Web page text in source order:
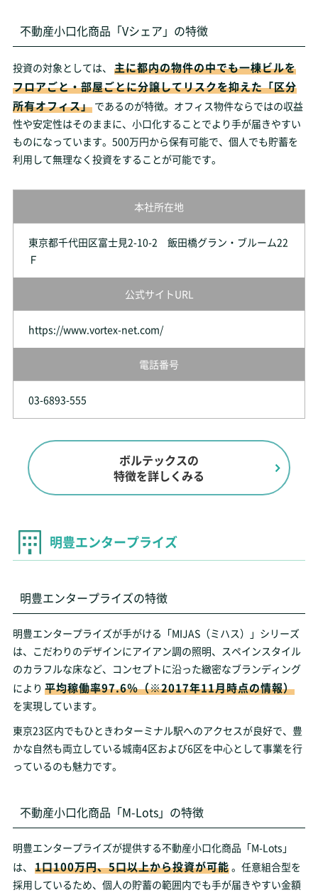
不動産小口化商品「Vシェア」の特徴
投資の対象としては、
主に都内の物件の中でも一棟ビルを
フロアごと・部屋ごとに分譲してリスクを抑えた「区分
所有オフィス」 であるのが特徴。オフィス物件ならではの収益
性や安定性はそのままに、小口化することでより手が届きやすい
ものになっています。500万円から保有可能で、個人でも貯蓄を
利用して無理なく投資をすることが可能です。
本社所在地
東京都千代田区富士見2-10-2 飯田橋グラン・ブルーム22
Ｆ
公式サイトURL
https://www.vortex-net.com/
電話番号
03-6893-555
ボルテックスの
特徴を詳しくみる
明豊エンタープライズ
明豊エンタープライズの特徴
明豊エンタープライズが手がける「MIJAS（ミハス）」シリーズ
は、こだわりのデザインにアイアン調の照明、スペインスタイル
のカラフルな床など、コンセプトに沿った緻密なブランディング
により 平均稼働率97.6％（※2017年11月時点の情報）
を実現しています。
東京23区内でもひときわターミナル駅へのアクセスが良好で、豊
かな自然も両立している城南4区および6区を中心として事業を行
っているのも魅力です。
不動産小口化商品「M-Lots」の特徴
明豊エンタープライズが提供する不動産小口化商品「M-Lots」
は、
1口100万円、5口以上から投資が可能。任意組合型を
採用しているため、個人の貯蓄の範囲内でも手が届きやすい金額